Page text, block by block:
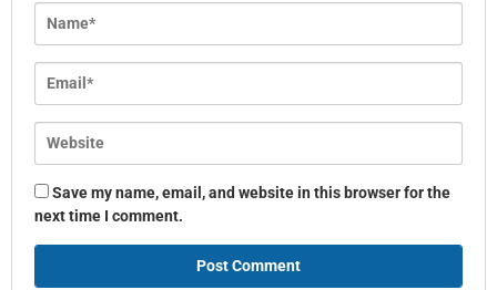
Save my name, email, and website in this browser for the
next time I comment.